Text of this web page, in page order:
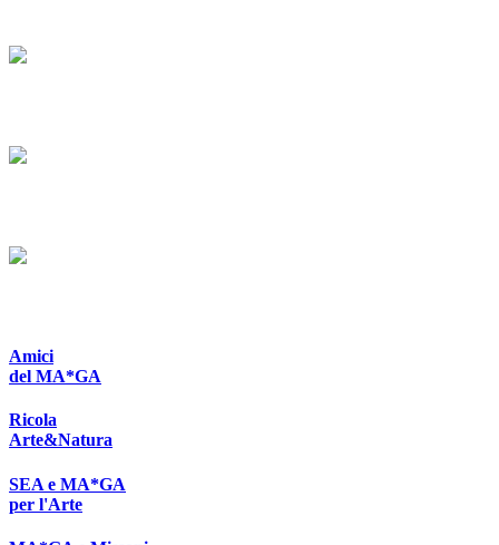
Amici
del MA*GA
Ricola
Arte&Natura
SEA e MA*GA
per l'Arte